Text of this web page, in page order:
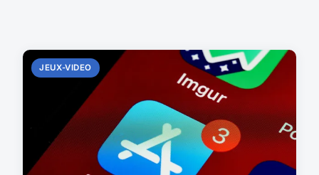
JEUX-VIDEO